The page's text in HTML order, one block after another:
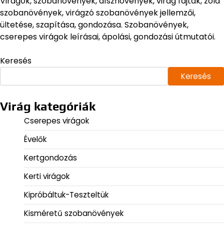
szobanövények, virágzó szobanövények jellemzői,
ültetése, szapítása, gondozása. Szobanövények,
cserepes virágok leírásai, ápolási, gondozási útmutatói.
Keresés
Keresés
Virág kategóriák
Cserepes virágok
Évelők
Kertgondozás
Kerti virágok
Kipróbáltuk-Teszteltük
Kisméretű szobanövények